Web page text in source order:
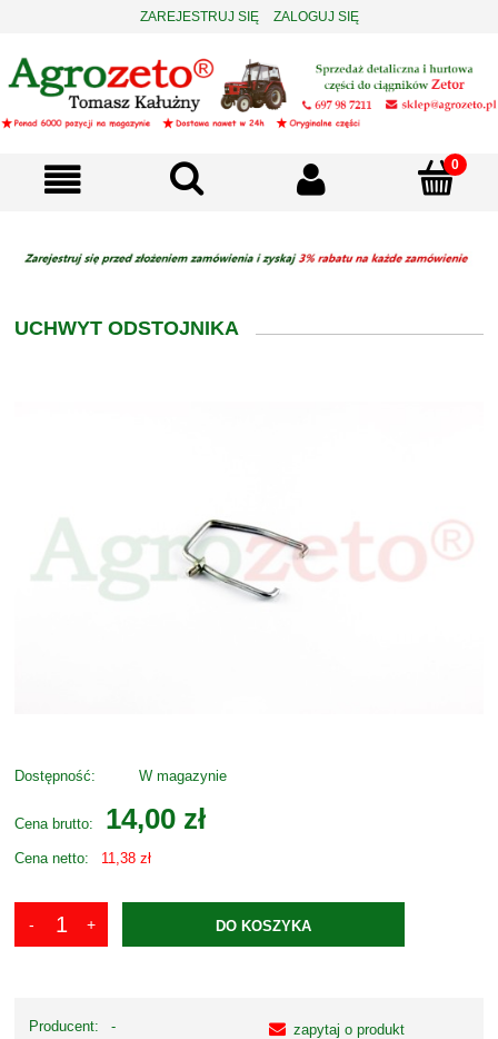
ZAREJESTRUJ SIĘ ZALOGUJ SIĘ
UCHWYT ODSTOJNIKA
Dostępność: W magazynie
Cena brutto: 14,00 zł
Cena netto: 11,38 zł
DO KOSZYKA
Producent:
-
zapytaj o produkt